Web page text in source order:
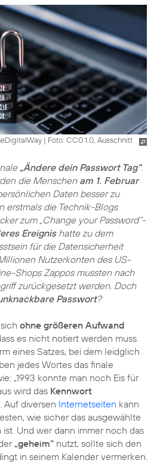
| Foto: CC0 1.0, Ausschnitt
„Ändere dein Passwort Tag“.
die Menschen am 1. Februar
Daten besser zu
erstmals die Technik-Blogs
zum „Change your Password“-
Ereignishatte zu dem
für die Datensicherheit
Nutzerkonten des US-
Shops Zappos mussten nach
zurückgesetzt werden. Doch
Passwort?
ohne größeren Aufwand
es nicht notiert werden muss.
eines Satzes, bei dem leidglich
jedes Wortes das finale
„1993 konnte man noch Eis für
wird das Kennwort
Auf diversen Internetseiten kann
wie sicher das ausgewählte
Und wer dann immer noch das
„geheim“ nutzt, sollte sich den
in seinem Kalender vermerken.